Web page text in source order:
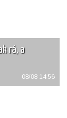
rá, a
08/08 14:56